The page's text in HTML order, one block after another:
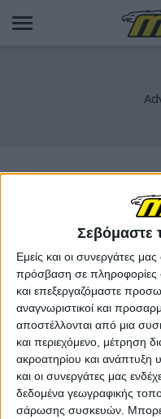
Σεβόμαστε
Εμείς και οι συνεργάτες
πρόσβαση σε πληροφορίες
και επεξεργαζόμαστε
αναγνωριστικοί και
αποστέλλονται από μια
και περιεχόμενο, μέτρηση
ακροατηρίου και ανάπτυξη
και οι συνεργάτες μας
δεδομένα γεωγραφικής
σάρωσης συσκευών.
Παράκαμψη
προς
ranger
Επικαιρότητα